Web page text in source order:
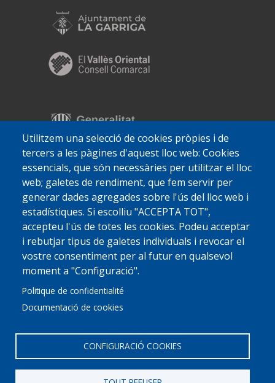
Utilitzem una selecció de cookies pròpies i de
tercers a les pàgines d'aquest lloc web: Cookies
essencials, que són necessàries per utilitzar el lloc
web; galetes de rendiment, que fem servir per
generar dades agregades sobre l'ús del lloc web i
estadístiques. Si escolliu "ACCEPTA TOT",
accepteu l'ús de totes les cookies. Podeu acceptar
i rebutjar tipus de galetes individuals i revocar el
vostre consentiment per al futur en qualsevol
moment a "Configuració".
Politique de confidentialité
Documentació de cookies
CONFIGURACIÓ COOKIES